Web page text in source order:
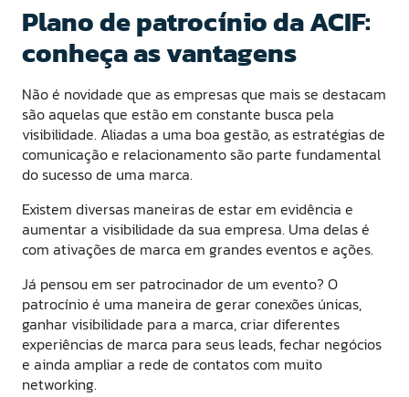
Plano de patrocínio da ACIF:
conheça as vantagens
Não é novidade que as empresas que mais se destacam
são aquelas que estão em constante busca pela
visibilidade. Aliadas a uma boa gestão, as estratégias de
comunicação e relacionamento são parte fundamental
do sucesso de uma marca.
Existem diversas maneiras de estar em evidência e
aumentar a visibilidade da sua empresa. Uma delas é
com ativações de marca em grandes eventos e ações.
Já pensou em ser patrocinador de um evento? O
patrocínio é uma maneira de gerar conexões únicas,
ganhar visibilidade para a marca, criar diferentes
experiências de marca para seus leads, fechar negócios
e ainda ampliar a rede de contatos com muito
networking.